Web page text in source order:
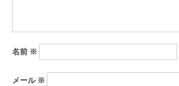
名前 ※
メール ※